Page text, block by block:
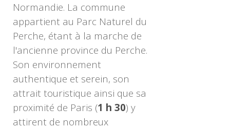
Normandie. La commune
appartient au Parc Naturel du
Perche, étant à la marche de
l'ancienne province du Perche.
Son environnement
authentique et serein, son
attrait touristique ainsi que sa
proximité de Paris (1 h 30) y
attirent de nombreux